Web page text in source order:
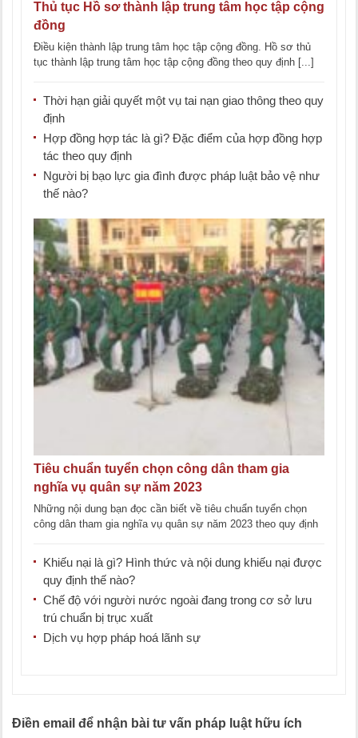
Thủ tục Hồ sơ thành lập trung tâm học tập cộng
đồng
Điều kiện thành lập trung tâm học tập cộng đồng. Hồ sơ thủ
tục thành lập trung tâm học tập cộng đồng theo quy định [...]
Thời hạn giải quyết một vụ tai nạn giao thông theo quy
định
Hợp đồng hợp tác là gì? Đặc điểm của hợp đồng hợp
tác theo quy định
Người bị bạo lực gia đình được pháp luật bảo vệ như
thế nào?
Tiêu chuẩn tuyển chọn công dân tham gia
nghĩa vụ quân sự năm 2023
Những nội dung bạn đọc cần biết về tiêu chuẩn tuyển chọn
công dân tham gia nghĩa vụ quân sự năm 2023 theo quy định
Khiếu nại là gì? Hình thức và nội dung khiếu nại được
quy định thế nào?
Chế độ với người nước ngoài đang trong cơ sở lưu
trú chuẩn bị trục xuất
Dịch vụ hợp pháp hoá lãnh sự
Điền email để nhận bài tư vấn pháp luật hữu ích